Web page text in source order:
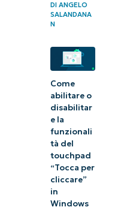
DI ANGELO
SALANDANA
N
Come
abilitare o
disabilitar
e la
funzionali
tà del
touchpad
“Tocca per
cliccare”
in
Windows